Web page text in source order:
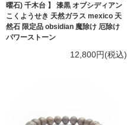
曜石) 千木台 】 漆黒 オブシディアン
こくようせき 天然ガラス mexico 天
然石 限定品 obsidian 魔除け 厄除け
パワーストーン
12,800円(税込)